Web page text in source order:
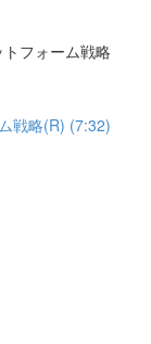
フォーム戦略
戦略(R) (7:32)